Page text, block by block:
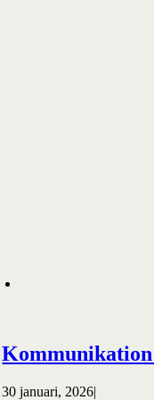
Kommunikation
30 januari, 2026|